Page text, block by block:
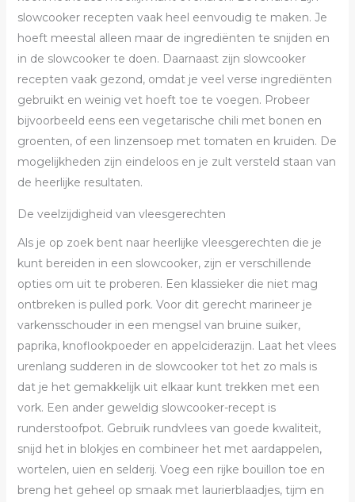
slowcooker recepten vaak heel eenvoudig te maken. Je
hoeft meestal alleen maar de ingrediënten te snijden en
in de slowcooker te doen. Daarnaast zijn slowcooker
recepten vaak gezond, omdat je veel verse ingrediënten
gebruikt en weinig vet hoeft toe te voegen. Probeer
bijvoorbeeld eens een vegetarische chili met bonen en
groenten, of een linzensoep met tomaten en kruiden. De
mogelijkheden zijn eindeloos en je zult versteld staan van
de heerlijke resultaten.
De veelzijdigheid van vleesgerechten
Als je op zoek bent naar heerlijke vleesgerechten die je
kunt bereiden in een slowcooker, zijn er verschillende
opties om uit te proberen. Een klassieker die niet mag
ontbreken is pulled pork. Voor dit gerecht marineer je
varkensschouder in een mengsel van bruine suiker,
paprika, knoflookpoeder en appelciderazijn. Laat het vlees
urenlang sudderen in de slowcooker tot het zo mals is
dat je het gemakkelijk uit elkaar kunt trekken met een
vork. Een ander geweldig slowcooker-recept is
runderstoofpot. Gebruik rundvlees van goede kwaliteit,
snijd het in blokjes en combineer het met aardappelen,
wortelen, uien en selderij. Voeg een rijke bouillon toe en
breng het geheel op smaak met laurierblaadjes, tijm en